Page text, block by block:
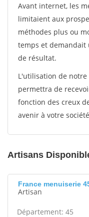
Avant internet, les
limitaient aux
méthodes plus ou
temps et demandait
de résultat.
L'utilisation de notre
permettra de
fonction des creux
avenir à votre
Artisans
France menuiserie
Artisan
Département: 45